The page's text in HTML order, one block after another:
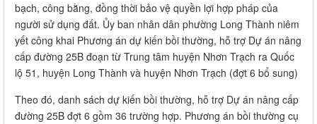
bạch, công bằng, đồng thời bảo vệ quyền lợi hợp pháp của
người sử dụng đất. Ủy ban nhân dân phường Long Thành niêm
yết công khai Phương án dự kiến bồi thường, hỗ trợ Dự án nâng
cấp đường 25B đoạn từ Trung tâm huyện Nhơn Trạch ra Quốc
lộ 51, huyện Long Thành và huyện Nhơn Trạch (đợt 6 bổ sung)
Theo đó, danh sách dự kiến bồi thường, hỗ trợ Dự án nâng cấp
đường 25B đợt 6 gồm 36 trường hợp. Phương án bồi thường cụ